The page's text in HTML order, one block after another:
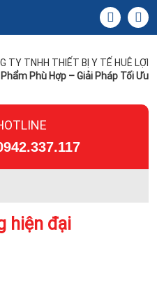
TY TNHH THIẾT BỊ Y TẾ HUÊ LỢI
Phù Hợp – Giải Pháp Tối Ưu
hiện đại